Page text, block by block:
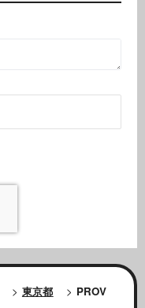
> 東京都 > PROV